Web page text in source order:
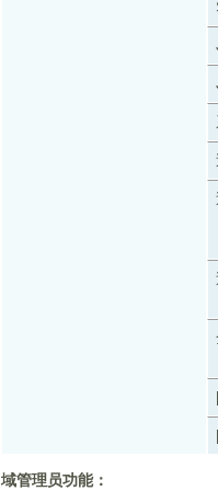
域管理员功能：